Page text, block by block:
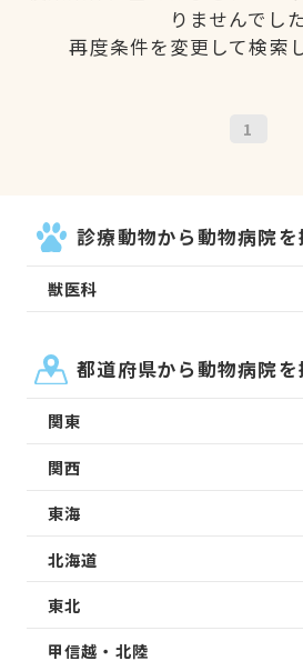
りませんでした
再度条件を変更して検索
1
診療動物から動物病院を
獣医科
都道府県から動物病院を
関東
関西
東海
北海道
東北
甲信越・北陸